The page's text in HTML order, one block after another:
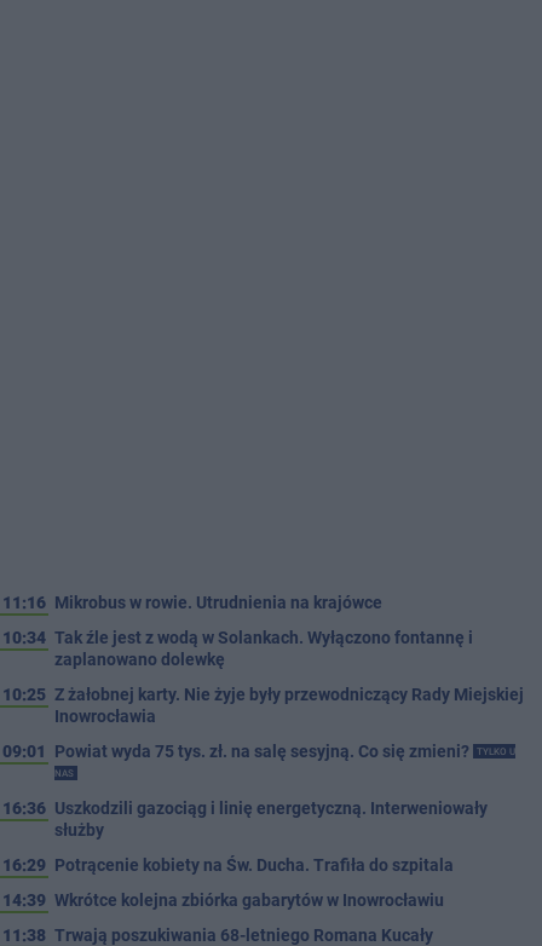
11:16 Mikrobus w rowie. Utrudnienia na krajówce
10:34 Tak źle jest z wodą w Solankach. Wyłączono fontannę i
zaplanowano dolewkę
10:25 Z żałobnej karty. Nie żyje były przewodniczący Rady Miejskiej
Inowrocławia
09:01
Powiat wyda 75 tys. zł. na salę sesyjną. Co się zmieni?
TYLKO U
NAS
16:36 Uszkodzili gazociąg i linię energetyczną. Interweniowały
służby
16:29 Potrącenie kobiety na Św. Ducha. Trafiła do szpitala
14:39 Wkrótce kolejna zbiórka gabarytów w Inowrocławiu
11:38 Trwają poszukiwania 68-letniego Romana Kucały